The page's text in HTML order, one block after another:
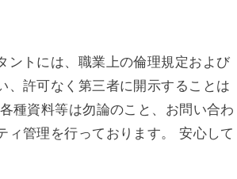
ントには、職業上の倫理規定および
、許可なく第三者に開示することは
種資料等は勿論のこと、お問い合わ
ィ管理を行っております。 安心して